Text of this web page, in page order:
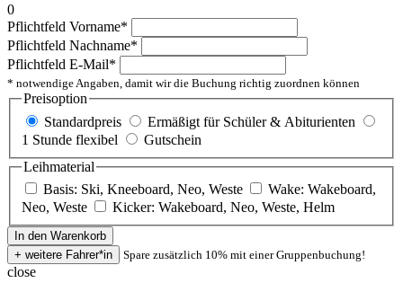
0
Pflichtfeld Vorname*
Pflichtfeld Nachname*
Pflichtfeld E-Mail*
* notwendige Angaben, damit wir die Buchung richtig zuordnen können
Preisoption
Standardpreis
Ermäßigt für Schüler & Abiturienten
1 Stunde flexibel
Gutschein
Leihmaterial
Basis: Ski, Kneeboard, Neo, Weste
Wake: Wakeboard,
Neo, Weste
Kicker: Wakeboard, Neo, Weste, Helm
Spare zusätzlich 10% mit einer Gruppenbuchung!
close